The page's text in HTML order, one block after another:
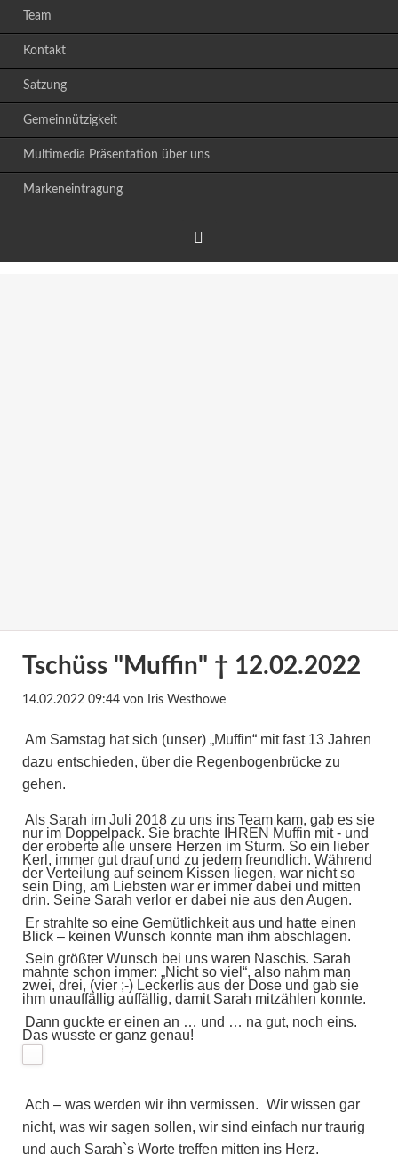
Team
Kontakt
Satzung
Gemeinnützigkeit
Multimedia Präsentation über uns
Markeneintragung
Tschüss "Muffin" † 12.02.2022
14.02.2022 09:44von Iris Westhowe
Am Samstag hat sich (unser) „Muffin“ mit fast 13 Jahren
dazu entschieden, über die Regenbogenbrücke zu
gehen.
Als Sarah im Juli 2018 zu uns ins Team kam, gab es sie
nur im Doppelpack. Sie brachte IHREN Muffin mit - und
der eroberte alle unsere Herzen im Sturm. So ein lieber
Kerl, immer gut drauf und zu jedem freundlich. Während
der Verteilung auf seinem Kissen liegen, war nicht so
sein Ding, am Liebsten war er immer dabei und mitten
drin. Seine Sarah verlor er dabei nie aus den Augen.
Er strahlte so eine Gemütlichkeit aus und hatte einen
Blick – keinen Wunsch konnte man ihm abschlagen.
Sein größter Wunsch bei uns waren Naschis. Sarah
mahnte schon immer: „Nicht so viel“, also nahm man
zwei, drei, (vier ;-) Leckerlis aus der Dose und gab sie
ihm unauffällig auffällig, damit Sarah mitzählen konnte.
Dann guckte er einen an … und … na gut, noch eins.
Das wusste er ganz genau!
Ach – was werden wir ihn vermissen. Wir wissen gar
nicht, was wir sagen sollen, wir sind einfach nur traurig
und auch Sarah`s Worte treffen mitten ins Herz.